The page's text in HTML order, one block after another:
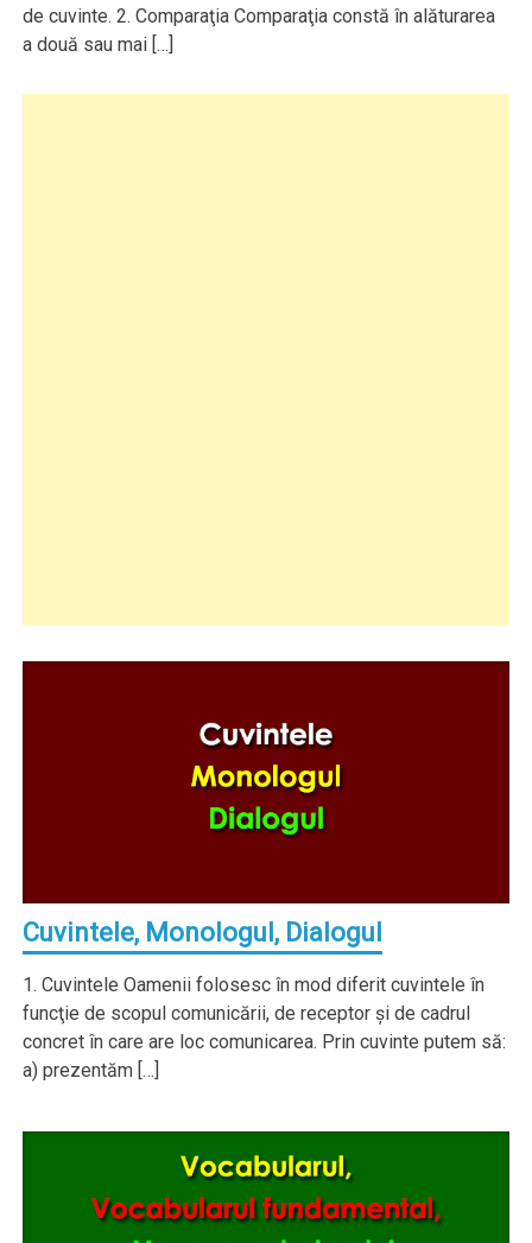
de cuvinte. 2. Comparaţia Comparaţia constă în alăturarea
a două sau mai […]
Cuvintele, Monologul, Dialogul
1. Cuvintele Oamenii folosesc în mod diferit cuvintele în
funcţie de scopul comunicării, de receptor şi de cadrul
concret în care are loc comunicarea. Prin cuvinte putem să:
a) prezentăm […]